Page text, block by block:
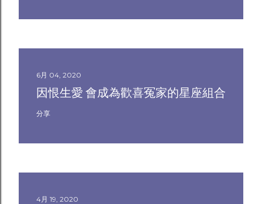
6月 04, 2020
因恨生愛 會成為歡喜冤家的星座組合
分享
4月 19, 2020